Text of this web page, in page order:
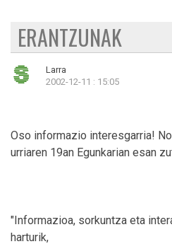
ERANTZUNAK
Larra
2002-12-11 : 15:05
Oso informazio interesgarria!
urriaren 19an Egunkarian esan
"Informazioa, sorkuntza eta
harturik,